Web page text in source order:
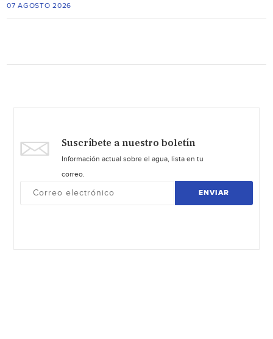
07 AGOSTO 2026
Suscríbete a nuestro boletín
Información actual sobre el agua, lista en tu
correo.
ENVIAR